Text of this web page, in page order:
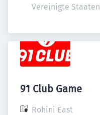
Vereinigte Staaten
91 Club Game
Rohini East